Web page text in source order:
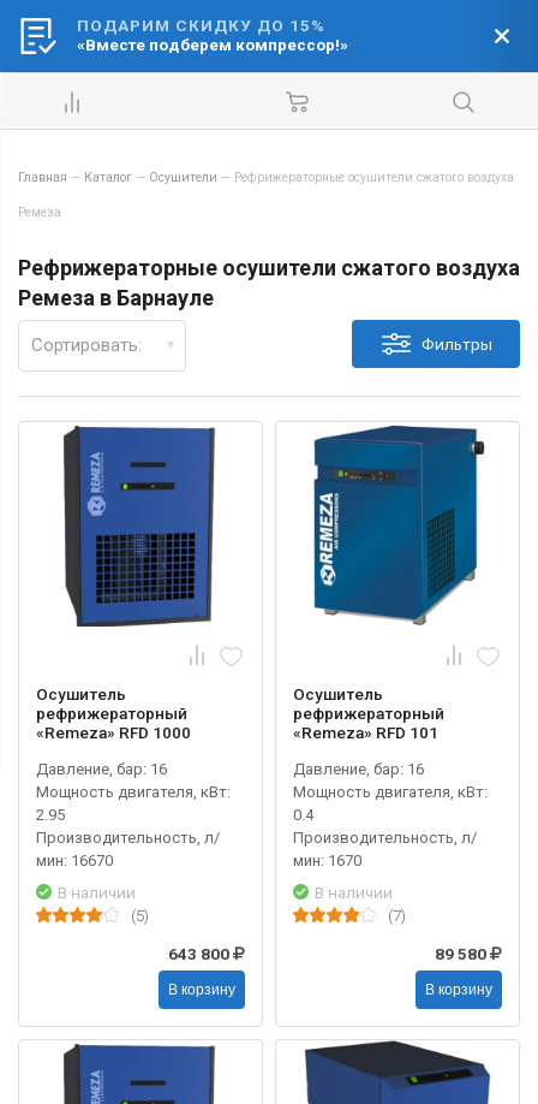
Ваш город:
Барнаул
Главная — Каталог — Осушители — Рефрижераторные осушители сжатого воздуха
Ремеза
Рефрижераторные осушители сжатого воздуха
Ремеза в Барнауле
Фильтры
Сортировать:
Осушитель
рефрижераторный
«Remeza» RFD 1000
Давление, бар: 16
Мощность двигателя, кВт:
2.95
Производительность, л/
мин: 16670
В наличии
(5)
643 800
В корзину
Осушитель
рефрижераторный
«Remeza» RFD 101
Давление, бар: 16
Мощность двигателя, кВт:
0.4
Производительность, л/
мин: 1670
В наличии
(7)
89 580
В корзину
ПОДАРИМ СКИДКУ ДО 15%
«Вместе подберем компрессор!»